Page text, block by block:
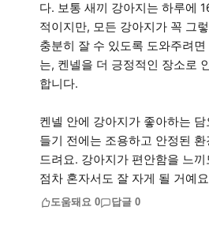
다. 보통 새끼 강아지는 하루에
적이지만, 모든 강아지가 꼭 그
충분히 잘 수 있도록 도와주려
는, 켄넬을 더 긍정적인 장소로
합니다.
켄넬 안에 강아지가 좋아하는
들기 전에는 조용하고 안정된
드려요. 강아지가 편안함을 느
점차 혼자서도 잘 자게 될 거예
도움돼요 0 답글 0